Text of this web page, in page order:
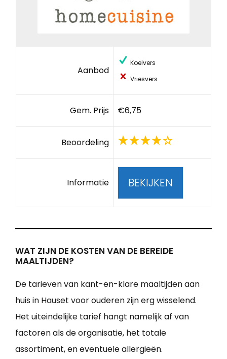
Aanbod
Koelvers
Vriesvers
Gem. Prijs €6,75
Beoordeling
Informatie BEKIJKEN
WAT ZIJN DE KOSTEN VAN DE BEREIDE
MAALTIJDEN?
De tarieven van kant-en-klare maaltijden aan
huis in Hauset voor ouderen zijn erg wisselend.
Het uiteindelijke tarief hangt namelijk af van
factoren als de organisatie, het totale
assortiment, en eventuele allergieën.